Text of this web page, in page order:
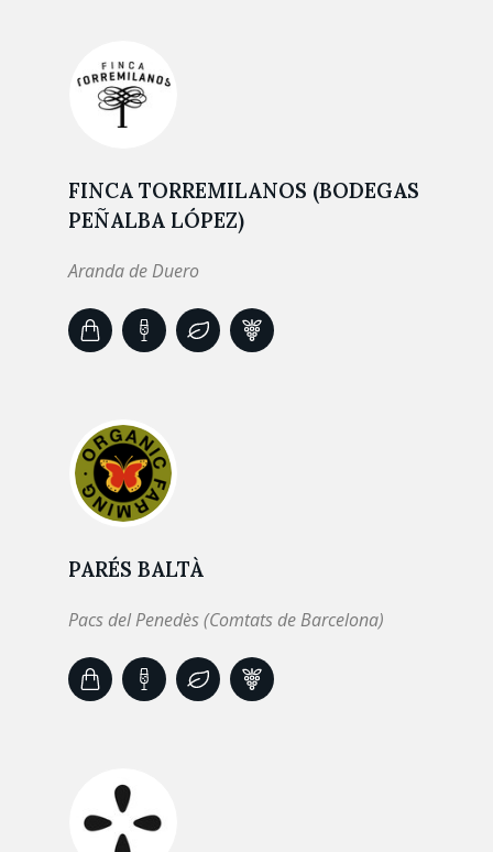
FINCA TORREMILANOS (BODEGAS
PEÑALBA LÓPEZ)
Aranda de Duero
PARÉS BALTÀ
Pacs del Penedès (Comtats de Barcelona)